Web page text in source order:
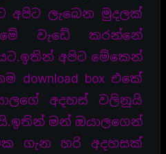
අපිට ලැබෙන මුදලක්
වැඩේ කරන්නේ
අපිට මේකෙන්
download box එකේ
අදහස් වලිනුයි
මන් ඔයාලගෙන්
ගැන හරි අදහසක්